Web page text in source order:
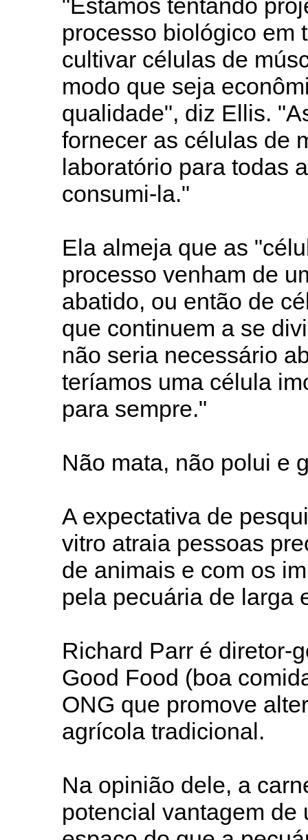
"Estamos tentando
processo biológico em
cultivar células de
modo que seja
qualidade", diz Ellis.
fornecer as células de
laboratório para todas
consumi-la."
Ela almeja que as
processo venham de
abatido, ou então de
que continuem a se
não seria necessário
teríamos uma célula
para sempre."
Não mata, não polui e
A expectativa de
vitro atraia pessoas
de animais e com os
pela pecuária de larga
Richard Parr é diretor-
Good Food (boa
ONG que promove
agrícola tradicional.
Na opinião dele, a
potencial vantagem de